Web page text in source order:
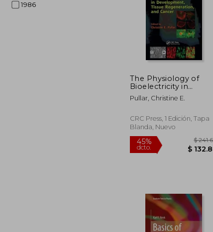
1986
40%
dcto.
The Physiology of
Bioelectricity in
Development, Tissue
Regeneration and
Pullar, Christine E.
CRC Press, 1 Edición, Tapa
Blanda, Nuevo